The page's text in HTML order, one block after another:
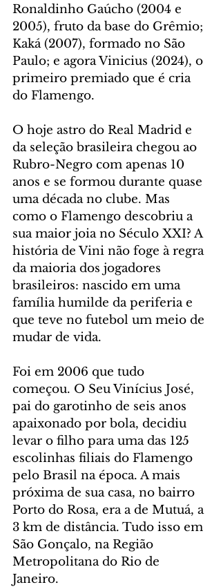
Ronaldinho Gaúcho (2004 e
2005), fruto da base do Grêmio;
Kaká (2007), formado no São
Paulo; e agora Vinicius (2024), o
primeiro premiado que é cria
do Flamengo.
O hoje astro do Real Madrid e
da seleção brasileira chegou ao
Rubro-Negro com apenas 10
anos e se formou durante quase
uma década no clube. Mas
como o Flamengo descobriu a
sua maior joia no Século XXI? A
história de Vini não foge à regra
da maioria dos jogadores
brasileiros: nascido em uma
família humilde da periferia e
que teve no futebol um meio de
mudar de vida.
Foi em 2006 que tudo
começou. O Seu Vinícius José,
pai do garotinho de seis anos
apaixonado por bola, decidiu
levar o filho para uma das 125
escolinhas filiais do Flamengo
pelo Brasil na época. A mais
próxima de sua casa, no bairro
Porto do Rosa, era a de Mutuá, a
3 km de distância. Tudo isso em
São Gonçalo, na Região
Metropolitana do Rio de
Janeiro.